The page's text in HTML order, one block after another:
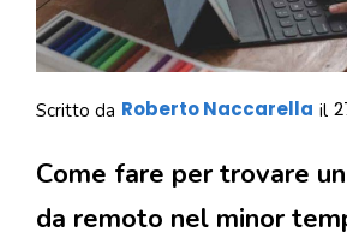
Scritto da Roberto Naccarella il
Come fare per trovare
da remoto nel minor